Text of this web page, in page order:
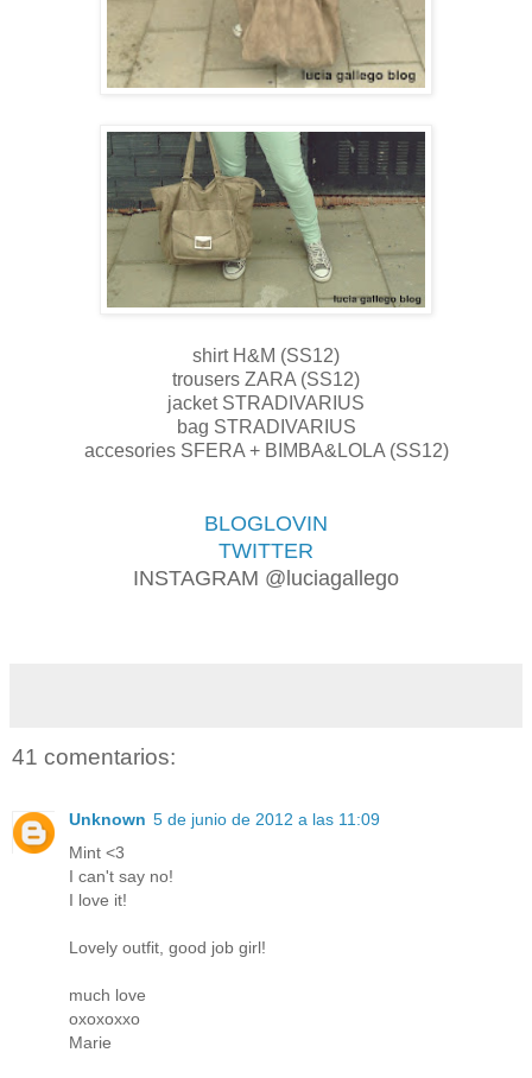
shirt H&M (SS12)
trousers ZARA (SS12)
jacket STRADIVARIUS
bag STRADIVARIUS
accesories SFERA + BIMBA&LOLA (SS12)
BLOGLOVIN
TWITTER
INSTAGRAM @luciagallego
41 comentarios:
Unknown 5 de junio de 2012 a las 11:09
Mint <3
I can't say no!
I love it!
Lovely outfit, good job girl!
much love
oxoxoxxo
Marie